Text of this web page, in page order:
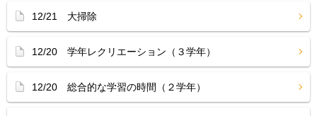
12/21 大掃除
12/20 学年レクリエーション（３学年）
12/20 総合的な学習の時間（２学年）